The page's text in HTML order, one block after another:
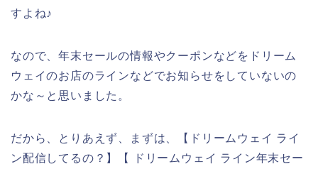
すよね♪
なので、年末セールの情報やクーポンなどをドリーム
ウェイのお店のラインなどでお知らせをしていないの
かな～と思いました。
だから、とりあえず、まずは、【ドリームウェイ ライ
ン配信してるの？】【 ドリームウェイ ライン年末セー